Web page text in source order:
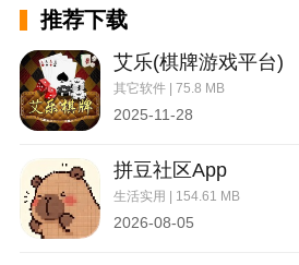
推荐下载
艾乐(棋牌游戏平台)
其它软件 | 75.8 MB
2025-11-28
拼豆社区App
生活实用 | 154.61 MB
2026-08-05